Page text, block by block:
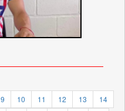
9 10 11 12 13
14